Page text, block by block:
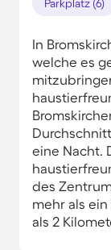
Parkplatz (6)
In
welche es
eine Nacht.
des
mehr als
als 2